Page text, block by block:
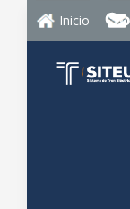
Inicio